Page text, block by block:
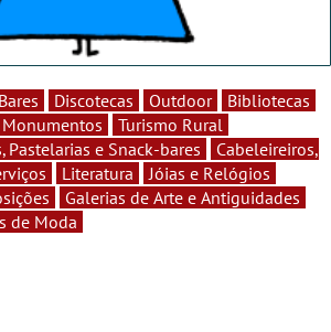
Bares Discotecas Outdoor
Bibliotecas
Monumentos
Turismo Rural
Pastelarias e Snack-bares
Cabeleireiros,
Literatura
Jóias e Relógios
Galerias de Arte e Antiguidades
de Moda